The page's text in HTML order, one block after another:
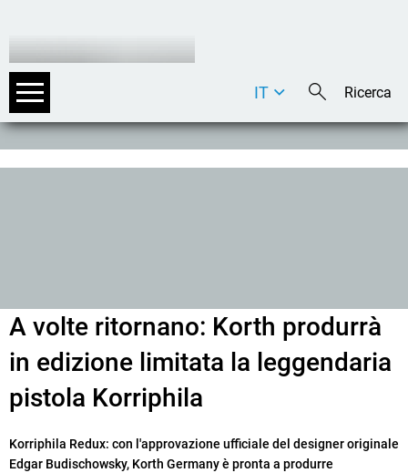
DE
IT
A volte ritornano: Korth produrrà
in edizione limitata la leggendaria
pistola Korriphila
Korriphila Redux: con l'approvazione ufficiale del designer originale
Edgar Budischowsky, Korth Germany è pronta a produrre